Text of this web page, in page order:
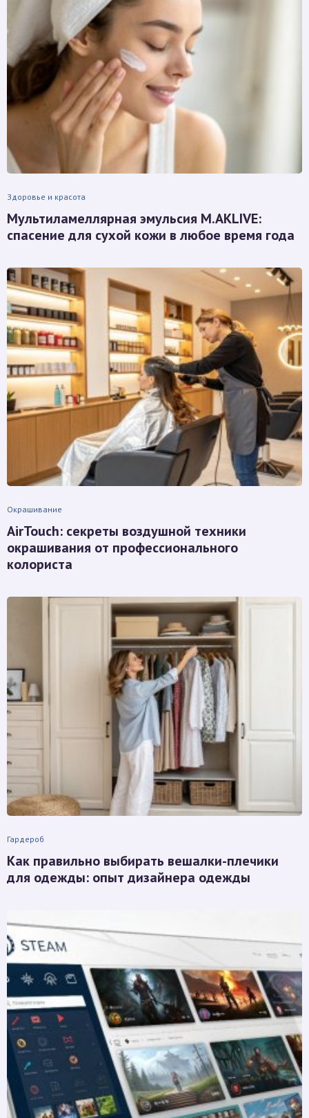
Здоровье и красота
Мультиламеллярная эмульсия M.AKLIVE:
спасение для сухой кожи в любое время года
Окрашивание
AirTouch: секреты воздушной техники
окрашивания от профессионального
колориста
Гардероб
Как правильно выбирать вешалки-плечики
для одежды: опыт дизайнера одежды